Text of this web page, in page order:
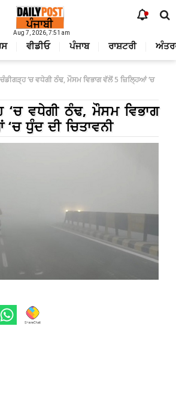
Aug 7, 2026, 7:51 am
ਵੀਡੀਓ ਪੰਜਾਬ ਰਾਸ਼ਟਰੀ
‘ਚ ਵਧੇਗੀ ਠੰਢ, ਮੌਸਮ ਵਿਭਾਗ ਵੱਲੋਂ 5 ਜ਼ਿਲ੍ਹਿਆਂ ‘ਚ
‘ਚ ਵਧੇਗੀ ਠੰਢ, ਮੌਸਮ ਵਿਭਾਗ
ਧੁੰਦ ਦੀ ਚਿਤਾਵਨੀ